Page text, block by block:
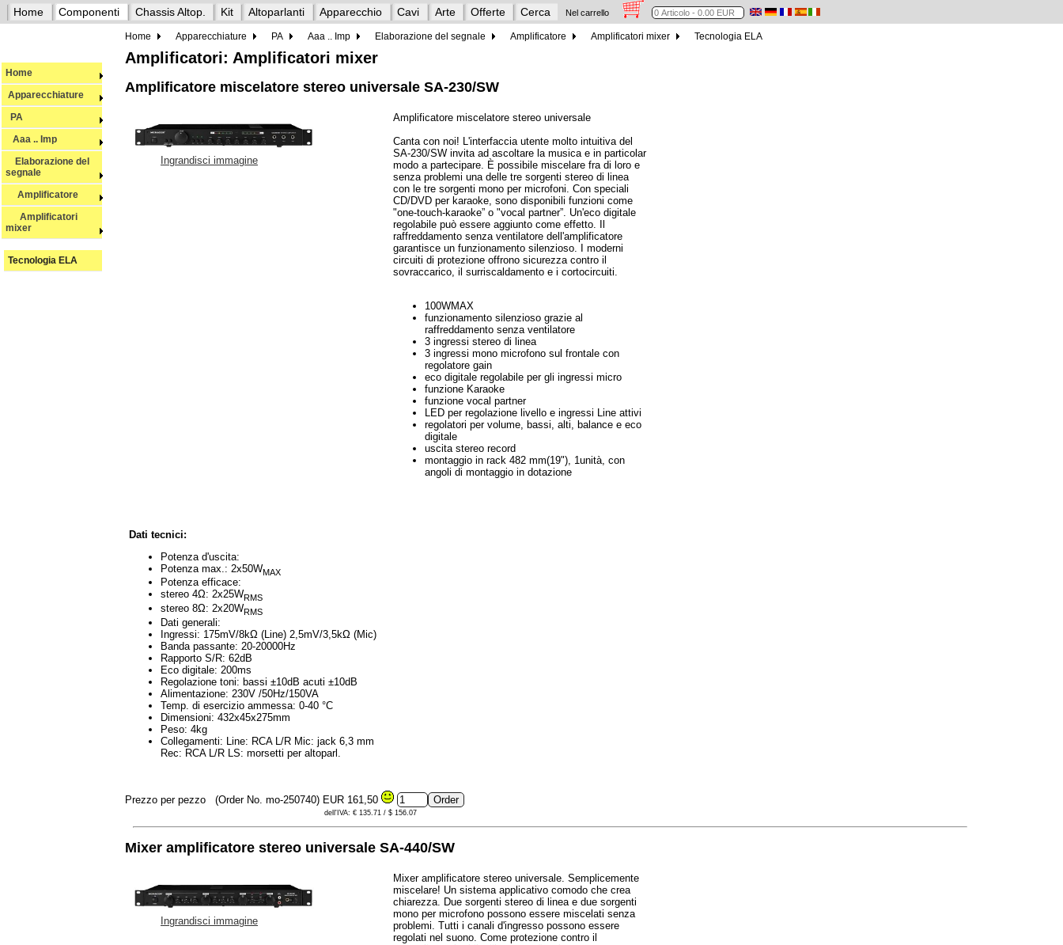
Home Componenti Chassis Altop. Kit Altoparlanti Apparecchio Cavi Arte Offerte Cerca Nel carrello
Home Apparecchiature PA Aaa .. Imp Elaborazione del segnale Amplificatore Amplificatori mixer Tecnologia ELA
Home
Apparecchiature
PA
Aaa .. Imp
Elaborazione del
segnale
Amplificatore
Amplificatori
mixer
Tecnologia ELA
Amplificatori: Amplificatori mixer
Amplificatore miscelatore stereo universale SA-230/SW
Ingrandisci immagine
Amplificatore miscelatore stereo universale
Canta con noi! L'interfaccia utente molto intuitiva del
SA-230/SW invita ad ascoltare la musica e in particolar
modo a partecipare. È possibile miscelare fra di loro e
senza problemi una delle tre sorgenti stereo di linea
con le tre sorgenti mono per microfoni. Con speciali
CD/DVD per karaoke, sono disponibili funzioni come
"one-touch-karaoke” o "vocal partner”. Un'eco digitale
regolabile può essere aggiunto come effetto. Il
raffreddamento senza ventilatore dell'amplificatore
garantisce un funzionamento silenzioso. I moderni
circuiti di protezione offrono sicurezza contro il
sovraccarico, il surriscaldamento e i cortocircuiti.
100WMAX
funzionamento silenzioso grazie al
raffreddamento senza ventilatore
3 ingressi stereo di linea
3 ingressi mono microfono sul frontale con
regolatore gain
eco digitale regolabile per gli ingressi micro
funzione Karaoke
funzione vocal partner
LED per regolazione livello e ingressi Line attivi
regolatori per volume, bassi, alti, balance e eco
digitale
uscita stereo record
montaggio in rack 482 mm(19"), 1unità, con
angoli di montaggio in dotazione
Dati tecnici:
Potenza d'uscita:
Potenza max.: 2x50WMAX
Potenza efficace:
stereo 4Ω: 2x25WRMS
stereo 8Ω: 2x20WRMS
Dati generali:
Ingressi: 175mV/8kΩ (Line) 2,5mV/3,5kΩ (Mic)
Banda passante: 20-20000Hz
Rapporto S/R: 62dB
Eco digitale: 200ms
Regolazione toni: bassi ±10dB acuti ±10dB
Alimentazione: 230V /50Hz/150VA
Temp. di esercizio ammessa: 0-40 °C
Dimensioni: 432x45x275mm
Peso: 4kg
Collegamenti: Line: RCA L/R Mic: jack 6,3 mm
Rec: RCA L/R LS: morsetti per altoparl.
Prezzo per pezzo (Order No. mo-250740) EUR 161,50
dell'IVA: € 135.71 / $ 156.07
Mixer amplificatore stereo universale SA-440/SW
Ingrandisci immagine
Mixer amplificatore stereo universale. Semplicemente
miscelare! Un sistema applicativo comodo che crea
chiarezza. Due sorgenti stereo di linea e due sorgenti
mono per microfono possono essere miscelati senza
problemi. Tutti i canali d'ingresso possono essere
regolati nel suono. Come protezione contro il